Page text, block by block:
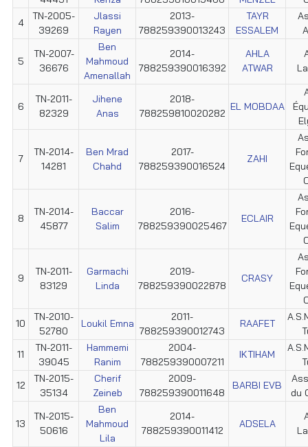
4
TN-2005-
39269
Jlassi
Rayen
2013-
788259390013243
TAYR
ESSALEM
5
TN-2007-
36676
Ben
Mahmoud
Amenallah
2014-
788259390016392
AHLA
ATWAR
6
TN-2011-
82329
Jihene
Anas
2018-
788259810020282
EL MOBDAA
7
TN-2014-
14281
Ben Mrad
Chahd
2017-
788259390016524
ZAHI
8
TN-2014-
45877
Baccar
Salim
2016-
788259390025467
ECLAIR
9
TN-2011-
83129
Garmachi
Linda
2019-
788259390022878
CRASY
10
TN-2010-
52780
Loukil Emna
2011-
788259390012743
RAAFET
11
TN-2011-
39045
Hammemi
Ranim
2004-
788259390007211
IKTIHAM
12
TN-2015-
35134
Cherif
Zeineb
2009-
788259390011648
BARBI EVB
du
13
TN-2015-
50616
Ben
Mahmoud
Lila
2014-
788259390011412
ADSELA